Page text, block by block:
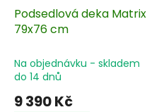
Podsedlová deka Matrix
79x76 cm
Na objednávku - skladem
do 14 dnů
9 390 Kč